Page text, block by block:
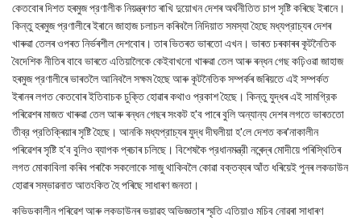
কেতবোৰ দিশত হৰমুজ প্রণালীক নিয়ন্ত্ৰণত ৰাখি দুয়োখন দেশৰ অৰ্থনীতিত চাপ সৃষ্টি কৰিছে ইৰানে।
কিন্তু হৰমুজ প্রণালীৰে ইৰানে জাহাজ চলাচল কৰিবলৈ নিদিয়াত সমস্যা হৈছে মধ্যপ্রাচ্যৰ দেশৰ
খাৰুৱা তেলৰ ওপৰত নিৰ্ভৰশীল দেশবোৰ। তাৰ ভিতৰত ভাৰতো এখন। ভাৰত চৰকাৰৰ কূটনৈতিক
বৈদেশিক নীতিৰ বাবে ভাৰতে এতিয়ালৈকে কেইবাখনো খাৰুৱা তেল আৰু ৰন্ধন গেছ কঢ়িওৱা জাহাজ
হৰমুজ প্রণালীৰে ভাৰতলৈ আনিবলৈ সক্ষম হৈছে আৰু কূটনৈতিক সম্পৰ্কৰ জৰিয়তে এই সম্পৰ্কত
ইৰানৰ লগত কেতবোৰ ইতিবাচক চুক্তি হোৱাৰ কথাও প্রকাশ হৈছে। কিন্তু যুদ্ধৰ এই সামগ্রিক
পৰিৱেশৰ মাজত খাৰুৱা তেল আৰু ৰন্ধন গেছৰ সংকট হ'ব পাৰে বুলি অন্যান্য দেশৰ লগতে ভাৰততো
তীব্র প্রতিক্ৰিয়াৰ সৃষ্টি হৈছে। আনকি মধ্যপ্রাচ্যৰ যুদ্ধ দীঘলীয়া হ'লে দেশত কৰ'নাকালীন
পৰিৱেশৰ সৃষ্টি হ'ব বুলিও ব্যাপক প্ৰচাৰ চলিছে। বিশেষকৈ প্রধানমন্ত্রী নৰেন্দ্ৰ মোদীয়ে পৰিস্থিতিৰ
লগত মোকাবিলা কৰিব পৰাকৈ সকলোকে সাজু থাকিবলৈ কোৱা বক্তব্যৰ আঁত ধৰিয়েই পুনৰ লকডাউন
হোৱাৰ সম্ভাৱনাত আতংকিত হৈ পৰিছে সাধাৰণ জনতা।
কভিডকালীন পৰিৱেশ আৰু লকডাউনৰ ভয়াৱহ অভিজ্ঞতাৰ স্মৃতি এতিয়াও মচিব নোৱৰা সাধাৰণ